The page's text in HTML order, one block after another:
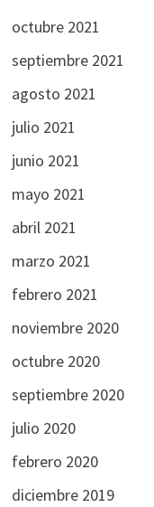
octubre 2021
septiembre 2021
agosto 2021
julio 2021
junio 2021
mayo 2021
abril 2021
marzo 2021
febrero 2021
noviembre 2020
octubre 2020
septiembre 2020
julio 2020
febrero 2020
diciembre 2019